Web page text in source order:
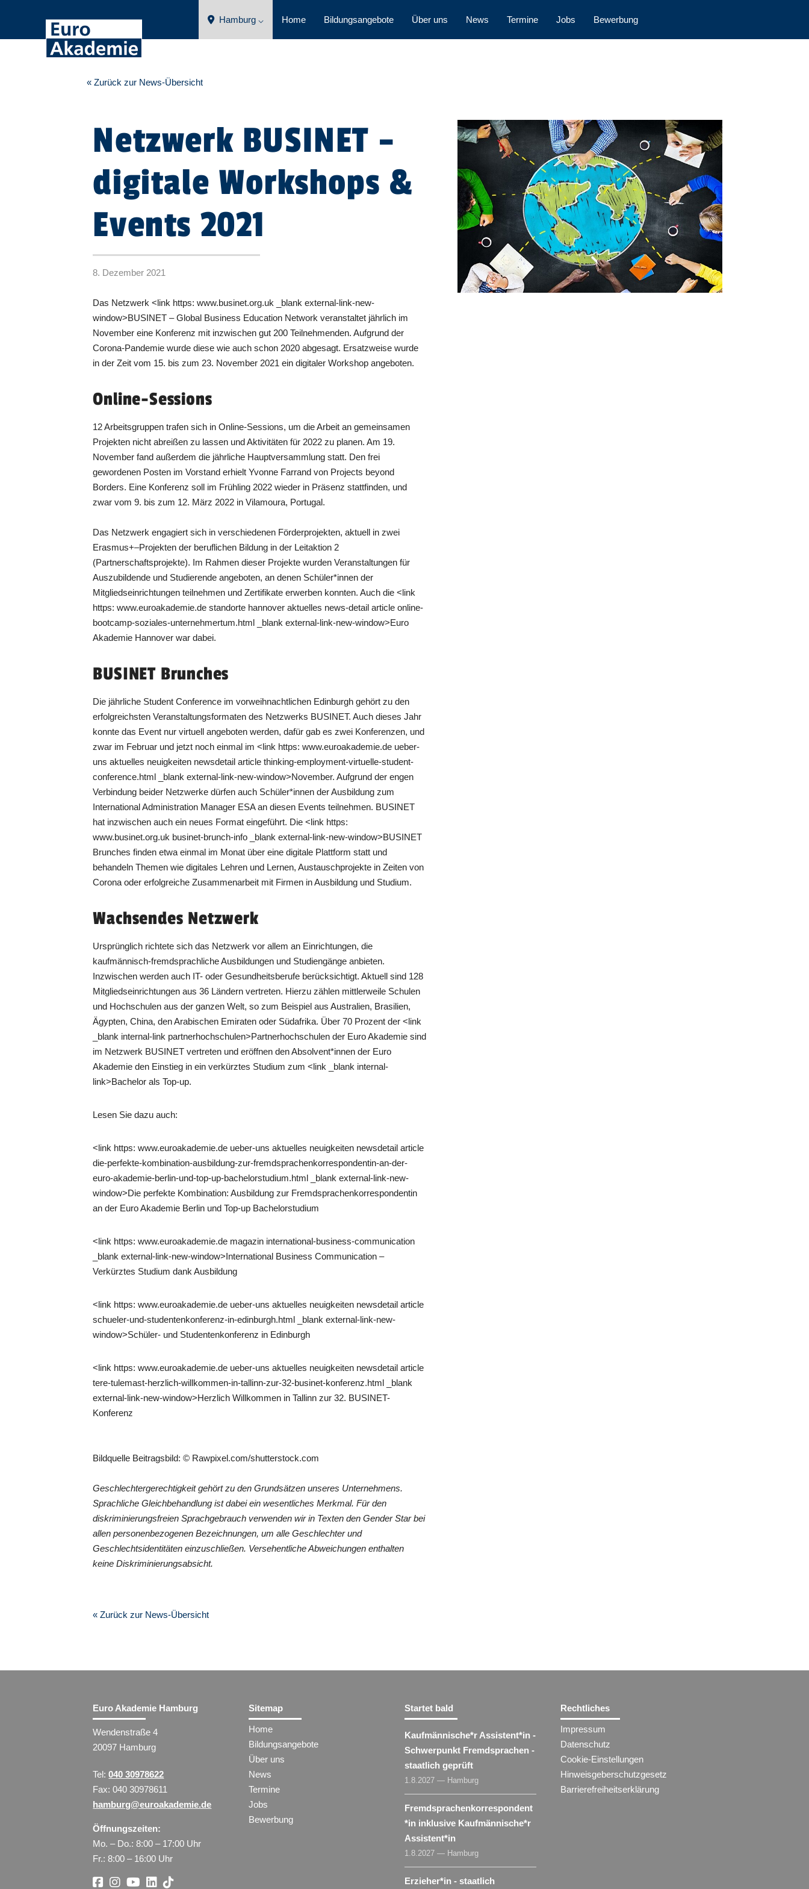
Hamburg ⌵ Home Bildungsangebote Über uns News Termine Jobs Bewerbung
« Zurück zur News-Übersicht
Netzwerk BUSINET –
digitale Workshops &
Events 2021
8. Dezember 2021
Das Netzwerk <link https: www.businet.org.uk _blank external-link-new-
window>BUSINET – Global Business Education Network veranstaltet jährlich im
November eine Konferenz mit inzwischen gut 200 Teilnehmenden. Aufgrund der
Corona-Pandemie wurde diese wie auch schon 2020 abgesagt. Ersatzweise wurde
in der Zeit vom 15. bis zum 23. November 2021 ein digitaler Workshop angeboten.
Online-Sessions
12 Arbeitsgruppen trafen sich in Online-Sessions, um die Arbeit an gemeinsamen
Projekten nicht abreißen zu lassen und Aktivitäten für 2022 zu planen. Am 19.
November fand außerdem die jährliche Hauptversammlung statt. Den frei
gewordenen Posten im Vorstand erhielt Yvonne Farrand von Projects beyond
Borders. Eine Konferenz soll im Frühling 2022 wieder in Präsenz stattfinden, und
zwar vom 9. bis zum 12. März 2022 in Vilamoura, Portugal.
Das Netzwerk engagiert sich in verschiedenen Förderprojekten, aktuell in zwei
Erasmus+–Projekten der beruflichen Bildung in der Leitaktion 2
(Partnerschaftsprojekte). Im Rahmen dieser Projekte wurden Veranstaltungen für
Auszubildende und Studierende angeboten, an denen Schüler*innen der
Mitgliedseinrichtungen teilnehmen und Zertifikate erwerben konnten. Auch die <link
https: www.euroakademie.de standorte hannover aktuelles news-detail article online-
bootcamp-soziales-unternehmertum.html _blank external-link-new-window>Euro
Akademie Hannover war dabei.
BUSINET Brunches
Die jährliche Student Conference im vorweihnachtlichen Edinburgh gehört zu den
erfolgreichsten Veranstaltungsformaten des Netzwerks BUSINET. Auch dieses Jahr
konnte das Event nur virtuell angeboten werden, dafür gab es zwei Konferenzen, und
zwar im Februar und jetzt noch einmal im <link https: www.euroakademie.de ueber-
uns aktuelles neuigkeiten newsdetail article thinking-employment-virtuelle-student-
conference.html _blank external-link-new-window>November. Aufgrund der engen
Verbindung beider Netzwerke dürfen auch Schüler*innen der Ausbildung zum
International Administration Manager ESA an diesen Events teilnehmen. BUSINET
hat inzwischen auch ein neues Format eingeführt. Die <link https:
www.businet.org.uk businet-brunch-info _blank external-link-new-window>BUSINET
Brunches finden etwa einmal im Monat über eine digitale Plattform statt und
behandeln Themen wie digitales Lehren und Lernen, Austauschprojekte in Zeiten von
Corona oder erfolgreiche Zusammenarbeit mit Firmen in Ausbildung und Studium.
Wachsendes Netzwerk
Ursprünglich richtete sich das Netzwerk vor allem an Einrichtungen, die
kaufmännisch-fremdsprachliche Ausbildungen und Studiengänge anbieten.
Inzwischen werden auch IT- oder Gesundheitsberufe berücksichtigt. Aktuell sind 128
Mitgliedseinrichtungen aus 36 Ländern vertreten. Hierzu zählen mittlerweile Schulen
und Hochschulen aus der ganzen Welt, so zum Beispiel aus Australien, Brasilien,
Ägypten, China, den Arabischen Emiraten oder Südafrika. Über 70 Prozent der <link
_blank internal-link partnerhochschulen>Partnerhochschulen der Euro Akademie sind
im Netzwerk BUSINET vertreten und eröffnen den Absolvent*innen der Euro
Akademie den Einstieg in ein verkürztes Studium zum <link _blank internal-
link>Bachelor als Top-up.
Lesen Sie dazu auch:
<link https: www.euroakademie.de ueber-uns aktuelles neuigkeiten newsdetail article
die-perfekte-kombination-ausbildung-zur-fremdsprachenkorrespondentin-an-der-
euro-akademie-berlin-und-top-up-bachelorstudium.html _blank external-link-new-
window>Die perfekte Kombination: Ausbildung zur Fremdsprachenkorrespondentin
an der Euro Akademie Berlin und Top-up Bachelorstudium
<link https: www.euroakademie.de magazin international-business-communication
_blank external-link-new-window>International Business Communication –
Verkürztes Studium dank Ausbildung
<link https: www.euroakademie.de ueber-uns aktuelles neuigkeiten newsdetail article
schueler-und-studentenkonferenz-in-edinburgh.html _blank external-link-new-
window>Schüler- und Studentenkonferenz in Edinburgh
<link https: www.euroakademie.de ueber-uns aktuelles neuigkeiten newsdetail article
tere-tulemast-herzlich-willkommen-in-tallinn-zur-32-businet-konferenz.html _blank
external-link-new-window>Herzlich Willkommen in Tallinn zur 32. BUSINET-
Konferenz
Bildquelle Beitragsbild: © Rawpixel.com/shutterstock.com
Geschlechtergerechtigkeit gehört zu den Grundsätzen unseres Unternehmens.
Sprachliche Gleichbehandlung ist dabei ein wesentliches Merkmal. Für den
diskriminierungsfreien Sprachgebrauch verwenden wir in Texten den Gender Star bei
allen personenbezogenen Bezeichnungen, um alle Geschlechter und
Geschlechtsidentitäten einzuschließen. Versehentliche Abweichungen enthalten
keine Diskriminierungsabsicht.
« Zurück zur News-Übersicht
Euro Akademie Hamburg
Wendenstraße 4
20097 Hamburg
Tel:040 30978622
Fax: 040 30978611
hamburg@euroakademie.de
Öffnungszeiten:
Mo. – Do.: 8:00 – 17:00 Uhr
Fr.: 8:00 – 16:00 Uhr
Sitemap
Home
Bildungsangebote
Über uns
News
Termine
Jobs
Bewerbung
Startet bald
Kaufmännische*r Assistent​*in -
Schwerpunkt Fremdsprachen -
staatlich geprüft
1.8.2027 — Hamburg
Fremdsprachenkorrespondent​
*in inklusive Kaufmännische*r
Assistent​*in
1.8.2027 — Hamburg
Erzieher​*in - staatlich
Rechtliches
Impressum
Datenschutz
Cookie-Einstellungen
Hinweisgeberschutzgesetz
Barrierefreiheitserklärung